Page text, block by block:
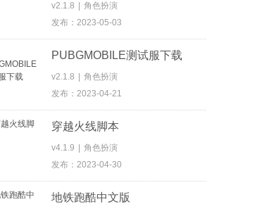
v2.1.8
角色扮演
发布：2023-05-03
PUBGMOBILE测试服下载
v2.1.8
角色扮演
发布：2023-04-21
穿越火线脚本
v4.1.9
角色扮演
发布：2023-04-30
地铁跑酷中文版